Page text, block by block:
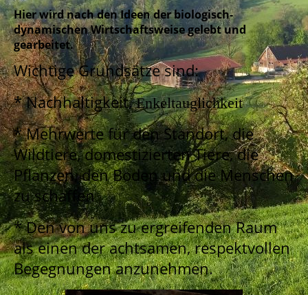
Hier wird nach den Ideen der biologisch-
dynamischen Wirtschaftsweise gelebt und
gearbeitet.
Wichtige Grundsätze sind:
* Nachhaltigkeit,Enkeltauglichkeit
* Mehrwerte für den Standort, die
Wildtiere, domestizierten Tiere, die
Pflanzen, den Boden und die Menschen
zu schaffen
* Den von uns zu ergreifenden Raum
als einen der achtsamen, respektvollen
Begegnungen anzunehmen.